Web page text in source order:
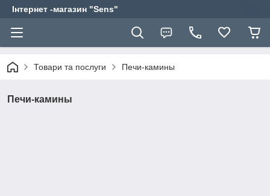
Інтернет -магазин "Sens"
Товари та послуги Печи-камины
Печи-камины